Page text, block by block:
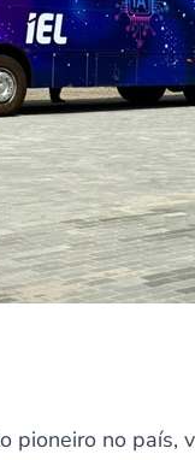
pioneiro no país,